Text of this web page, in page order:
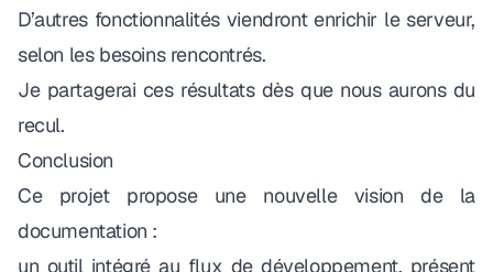
D’autres fonctionnalités viendront enrichir le serveur,
selon les besoins rencontrés.
Je partagerai ces résultats dès que nous aurons du
recul.
Conclusion
Ce projet propose une nouvelle vision de la
documentation :
un outil intégré au flux de développement, présent